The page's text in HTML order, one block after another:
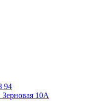
94
Зерновая 10А